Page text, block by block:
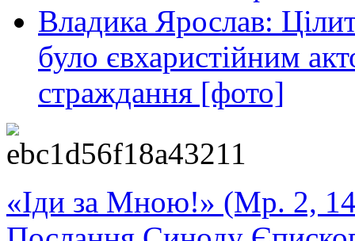
Владика Ярослав:
було євхаристійним
страждання [фото]
«Іди за Мною!» (Мр. 2,